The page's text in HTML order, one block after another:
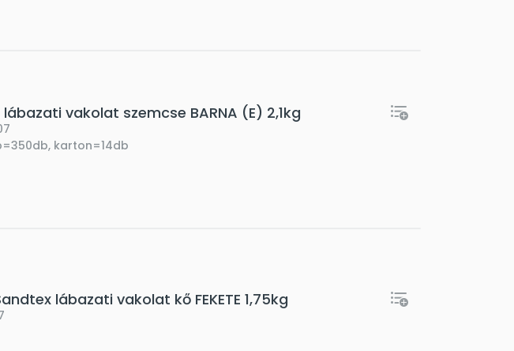
vakolat szemcse BARNA (E) 2,1kg
karton=14db
lábazati vakolat kő FEKETE 1,75kg